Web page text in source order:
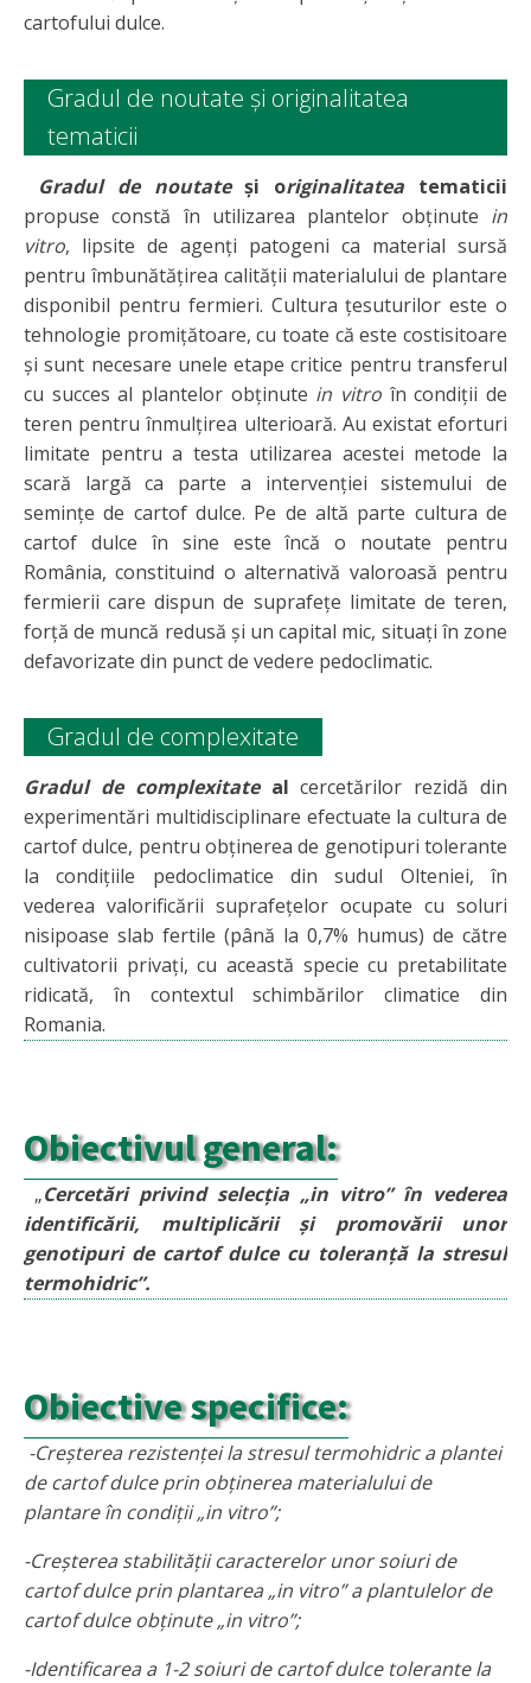
cartofului dulce.
Gradul de noutate și originalitatea
tematicii
Gradul de noutateși originalitatea tematicii
propuse constă în utilizarea plantelor obținute in
vitro, lipsite de agenți patogeni ca material sursă
pentru îmbunătățirea calității materialului de plantare
disponibil pentru fermieri. Cultura țesuturilor este o
tehnologie promițătoare, cu toate că este costisitoare
și sunt necesare unele etape critice pentru transferul
cu succes al plantelor obținute in vitro în condiții de
teren pentru înmulțirea ulterioară. Au existat eforturi
limitate pentru a testa utilizarea acestei metode la
scară largă ca parte a intervenției sistemului de
semințe de cartof dulce. Pe de altă parte cultura de
cartof dulce în sine este încă o noutate pentru
România, constituind o alternativă valoroasă pentru
fermierii care dispun de suprafeţe limitate de teren,
forţă de muncă redusă şi un capital mic, situați în zone
defavorizate din punct de vedere pedoclimatic.
Gradul de complexitate
Gradul de complexitate al cercetărilor rezidă din
experimentări multidisciplinare efectuate la cultura de
cartof dulce, pentru obținerea de genotipuri tolerante
la condițiile pedoclimatice din sudul Olteniei, în
vederea valorificării suprafeţelor ocupate cu soluri
nisipoase slab fertile (până la 0,7% humus) de către
cultivatorii privaţi, cu această specie cu pretabilitate
ridicată, în contextul schimbărilor climatice din
Romania.
Obiectivul general:
„Cercetări privind selecția „in vitro” în vederea
identificării, multiplicării și promovării unor
genotipuri de cartof dulce cu toleranță la stresul
termohidric”.
Obiective specifice:
-Creșterea rezistenței la stresul termohidric a plantei
de cartof dulce prin obținerea materialului de
plantare în condiții „in vitro”;
-Creșterea stabilității caracterelor unor soiuri de
cartof dulce prin plantarea „in vitro” a plantulelor de
cartof dulce obținute „in vitro”;
-Identificarea a 1-2 soiuri de cartof dulce tolerante la